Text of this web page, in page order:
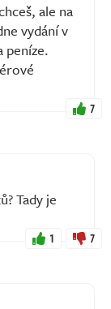
ale na
vydání v
peníze.
7
Tady je
1 7